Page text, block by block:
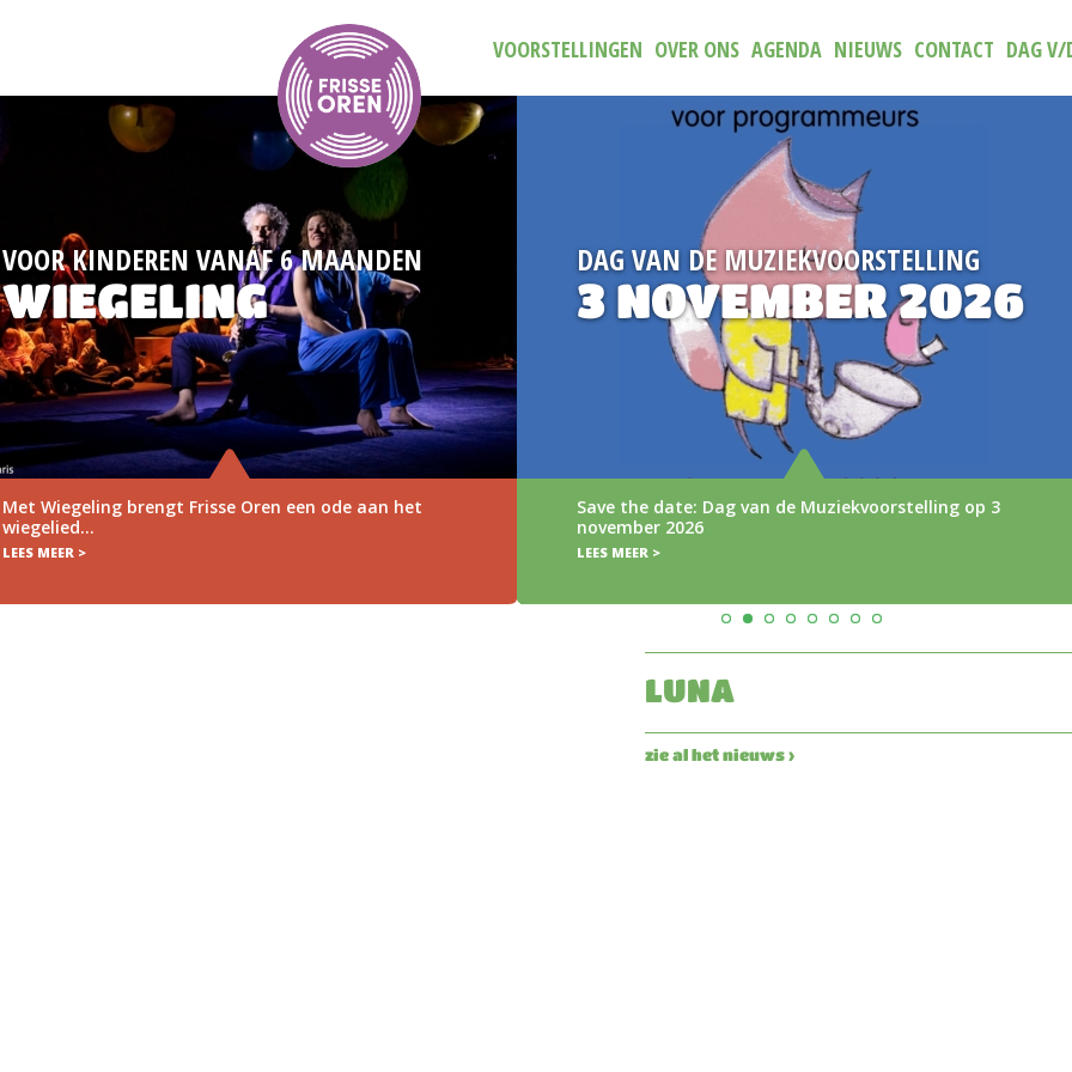
VOORSTELLINGEN OVER ONS AGENDA NIEUWS CONTACT DAG
DAG VAN DE MUZIEKVOORSTELLING
3 NOVEMBER 2026
Save the date: Dag van de Muziekvoorstelling op 3
NIEUW
TRAILER
AAN
De nieuwe trailer van (N)iets aan
LUNA
zie al het nieuws ›